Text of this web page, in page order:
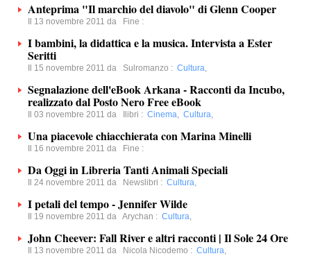
Anteprima "Il marchio del diavolo" di Glenn Cooper
Il 13 novembre 2011 da Fine :
I bambini, la didattica e la musica. Intervista a Ester
Seritti
Il 15 novembre 2011 da Sulromanzo : Cultura,
Segnalazione dell'eBook Arkana - Racconti da Incubo,
realizzato dal Posto Nero Free eBook
Il 03 novembre 2011 da Ilibri : Cinema, Cultura,
Una piacevole chiacchierata con Marina Minelli
Il 16 novembre 2011 da Fine :
Da Oggi in Libreria Tanti Animali Speciali
Il 24 novembre 2011 da Newslibri : Cultura,
I petali del tempo - Jennifer Wilde
Il 19 novembre 2011 da Arychan : Cultura,
John Cheever: Fall River e altri racconti | Il Sole 24 Ore
Il 13 novembre 2011 da Nicola Nicodemo : Cultura,